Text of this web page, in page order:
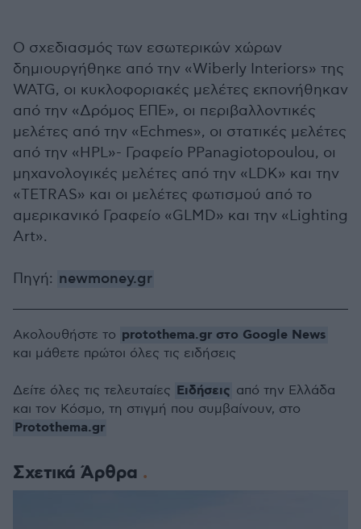
Ο σχεδιασμός των εσωτερικών χώρων
δημιουργήθηκε από την «Wiberly Interiors» της
WATG, οι κυκλοφοριακές μελέτες εκπονήθηκαν
από την «Δρόμος ΕΠΕ», οι περιβαλλοντικές
μελέτες από την «Echmes», οι στατικές μελέτες
από την «HPL»- Γραφείο PPanagiotopoulou, οι
μηχανολογικές μελέτες από την «LDK» και την
«TETRAS» και οι μελέτες φωτισμού από το
αμερικανικό Γραφείο «GLMD» και την «Lighting
Art».
Πηγή: newmoney.gr
Σχετικά Άρθρα
Ακολουθήστε το protothema.gr στο Google News
και μάθετε πρώτοι όλες τις ειδήσεις
Δείτε όλες τις τελευταίες Ειδήσεις από την Ελλάδα
και τον Κόσμο, τη στιγμή που συμβαίνουν, στο
Protothema.gr